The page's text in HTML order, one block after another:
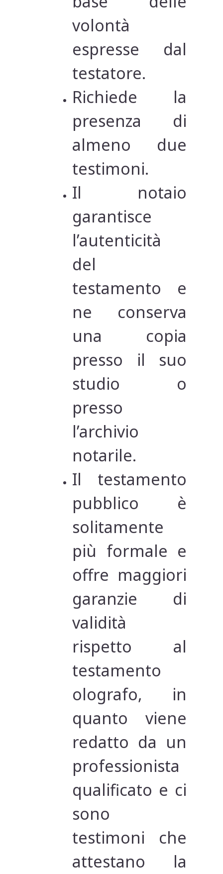
volontà
espresse dal
testatore.
Richiede la
presenza di
almeno due
testimoni.
Il notaio
garantisce
l’autenticità
del
testamento e
ne conserva
una copia
presso il suo
studio o
presso
l’archivio
notarile.
Il testamento
pubblico è
solitamente
più formale e
offre maggiori
garanzie di
validità
rispetto al
testamento
olografo, in
quanto viene
redatto da un
professionista
qualificato e ci
sono
testimoni che
attestano la